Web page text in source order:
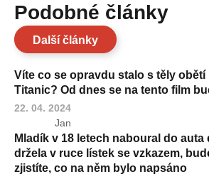
Podobné články
Další články
Víte co se opravdu stalo s těly
Titanic? Od dnes se na tento film
22. 04. 2024
Jan
Mladík v 18 letech naboural do auta
držela v ruce lístek se vzkazem,
zjistíte, co na něm bylo napsáno